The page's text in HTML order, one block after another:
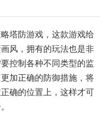
塔防游戏，这款游戏给
风，拥有的玩法也是非
控制各种不同类型的监
加正确的防御措施，将
确的位置上，这样才可